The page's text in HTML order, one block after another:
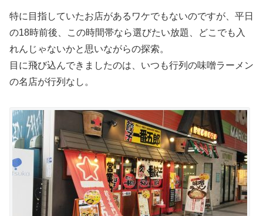
特に目指していたお店があるワケでもないのですが、平日
の18時前後、この時間帯なら選びたい放題、どこでも入
れんじゃないかと思いながらの探索。
目に飛び込んできましたのは、いつも行列の味噌ラーメン
の名店が行列なし。